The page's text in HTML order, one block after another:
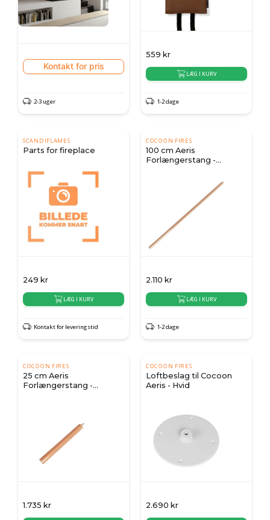
Kontakt for pris
2-3 uger
559 kr
LÆG I KURV
1-2 dage
SCANDIFLAMES
Parts for fireplace
249 kr
LÆG I KURV
Kontakt for leveringstid
COCOON FIRES
100 cm Aeris
Forlængerstang -
2.110 kr
LÆG I KURV
1-2 dage
COCOON FIRES
25 cm Aeris
Forlængerstang -
1.735 kr
COCOON FIRES
Loftbeslag til Cocoon
Aeris - Hvid
2.690 kr